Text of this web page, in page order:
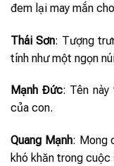
đem lại may mắn
Thái Sơn: Tượng
tính như một ngọn
Mạnh Đức: Tên này
của con.
Quang Mạnh: Mong
khó khăn trong cuộc